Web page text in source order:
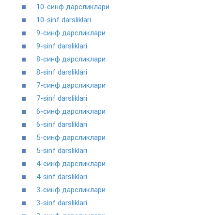
10-синф дарсликлари
10-sinf darsliklari
9-синф дарсликлари
9-sinf darsliklari
8-синф дарсликлари
8-sinf darsliklari
7-синф дарсликлари
7-sinf darsliklari
6-синф дарсликлари
6-sinf darsliklari
5-синф дарсликлари
5-sinf darsliklari
4-синф дарсликлари
4-sinf darsliklari
3-синф дарсликлари
3-sinf darsliklari